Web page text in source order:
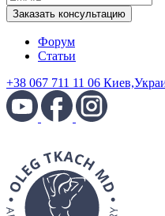
Форум
Статьи
+38 067 711 11 06